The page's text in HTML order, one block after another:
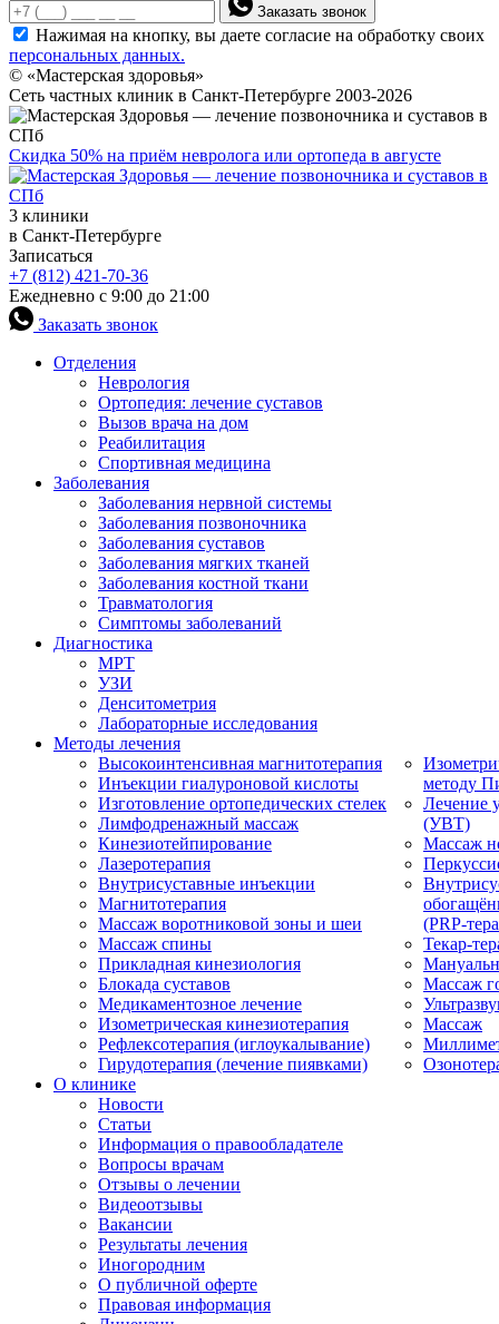
Заказать звонок
Нажимая на кнопку, вы даете согласие на обработку своих
персональных данных.
© «Мастерская здоровья»
Сеть частных клиник в Санкт-Петербурге 2003-2026
Скидка 50% на приём невролога или ортопеда в августе
3 клиники
в Санкт-Петербурге
Записаться
+7 (812) 421-70-36
Ежедневно с 9:00 до 21:00
Заказать звонок
Отделения
Неврология
Ортопедия: лечение суставов
Вызов врача на дом
Реабилитация
Спортивная медицина
Заболевания
Заболевания нервной системы
Заболевания позвоночника
Заболевания суставов
Заболевания мягких тканей
Заболевания костной ткани
Травматология
Симптомы заболеваний
Диагностика
МРТ
УЗИ
Денситометрия
Лабораторные исследования
Методы лечения
Высокоинтенсивная магнитотерапия
Инъекции гиалуроновой кислоты
Изготовление ортопедических стелек
Лимфодренажный массаж
Кинезиотейпирование
Лазеротерапия
Внутрисуставные инъекции
Магнитотерапия
Массаж воротниковой зоны и шеи
Массаж спины
Прикладная кинезиология
Блокада суставов
Медикаментозное лечение
Изометрическая кинезиотерапия
Рефлексотерапия (иглоукалывание)
Гирудотерапия (лечение пиявками)
методу
Лечение
(УВТ)
Массаж
(PRP-
Текар-
Массаж
Массаж
О клинике
Новости
Статьи
Информация о правообладателе
Вопросы врачам
Отзывы о лечении
Видеоотзывы
Вакансии
Результаты лечения
Иногородним
О публичной оферте
Правовая информация